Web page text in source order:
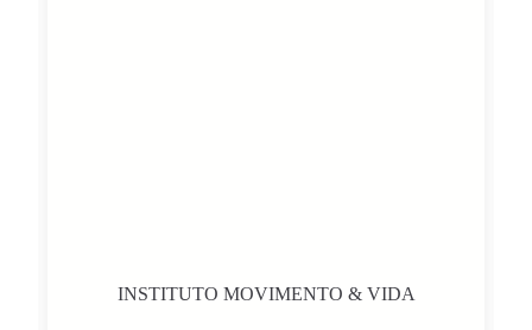
INSTITUTO MOVIMENTO & VIDA